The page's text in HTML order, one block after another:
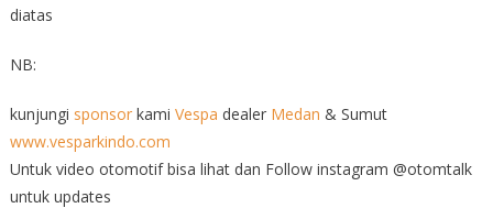
diatas
NB:
kunjungi sponsorkami Vespa dealer Medan & Sumut
www.vesparkindo.com
Untuk video otomotif bisa lihat dan Follow instagram @otomtalk
untuk updates